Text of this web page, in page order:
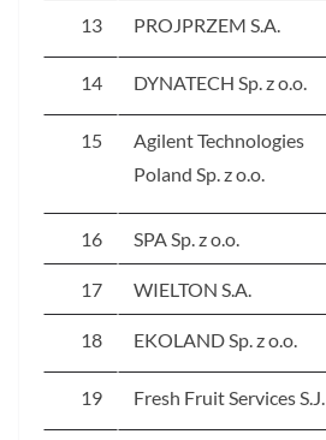
13 PROJPRZEM S.A.
14 DYNATECH Sp. z o.o.
15
Agilent Technologies
Poland Sp. z o.o.
16 SPA Sp. z o.o.
17 WIELTON S.A.
18 EKOLAND Sp. z o.o.
19 Fresh Fruit Services S.J.